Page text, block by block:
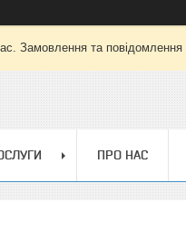
Замовлення та
ПРО НАС